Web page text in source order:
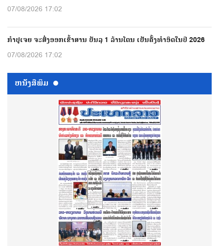
07/08/2026 17:02
ກຳປູເຈຍ ຈະສົ່ງອອກເຂົ້າສານ ບັນລຸ 1 ລ້ານໂຕນ ເປັນຄັ້ງທຳອິດໃນປີ 2026
07/08/2026 17:02
ຫນ້ັງສືພິມ